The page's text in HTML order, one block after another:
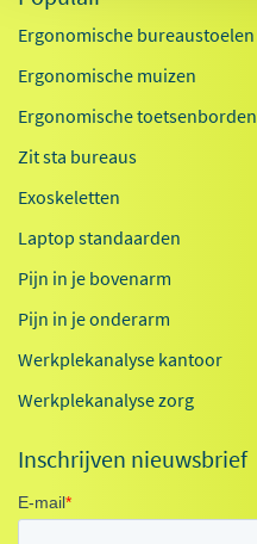
Ergonomische bureaustoelen
Ergonomische muizen
Ergonomische toetsenborden
Zit sta bureaus
Exoskeletten
Laptop standaarden
Pijn in je bovenarm
Pijn in je onderarm
Werkplekanalyse kantoor
Werkplekanalyse zorg
Inschrijven nieuwsbrief